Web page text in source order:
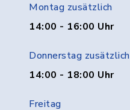
Montag zusätzlich
14:00 - 16:00 Uhr
Donnerstag zusätzlich
14:00 - 18:00 Uhr
Freitag